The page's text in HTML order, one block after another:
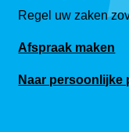
Regel uw zaken
Afspraak maken
Naar persoonlijke